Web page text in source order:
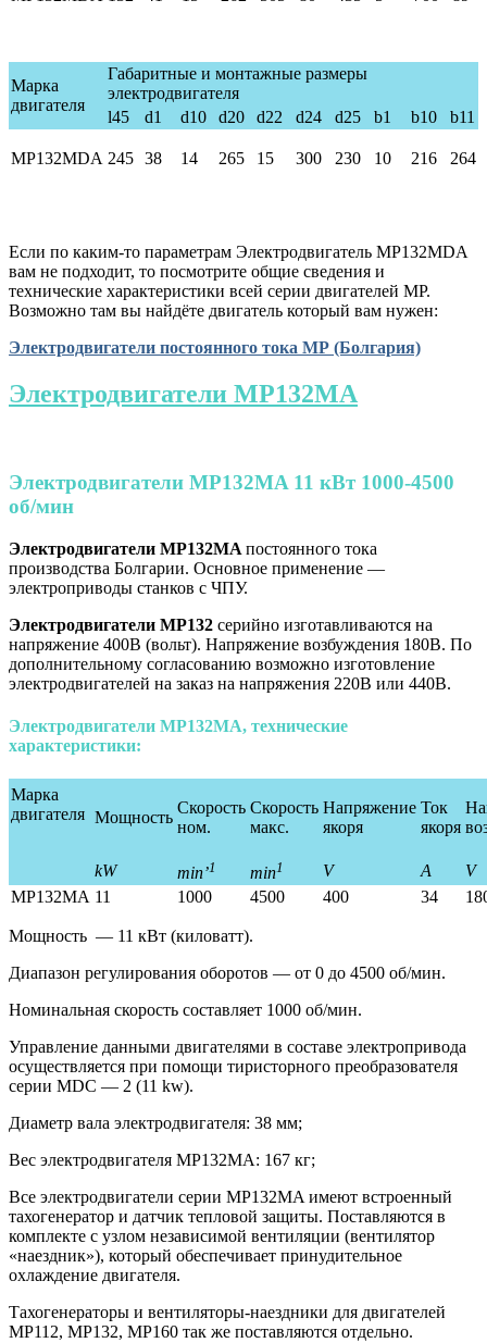
Марка
двигателя
Габаритные и монтажные размеры
электродвигателя
l45
d1 d10 d20 d22 d24 d25 b1 b10 b11
MP132MDA 245 38 14 265 15 300 230 10 216 264
Если по каким-то параметрам Электродвигатель МР132MDA
вам не подходит, то посмотрите общие сведения и
технические характеристики всей серии двигателей МР.
Возможно там вы найдёте двигатель который вам нужен:
Электродвигатели постоянного тока МР (Болгария)
Электродвигатели МР132MA
Электродвигатели МР132MA 11 кВт 1000-4500
об/мин
Электродвигатели МР132MA постоянного тока
производства Болгарии. Основное применение —
электроприводы станков с ЧПУ.
Электродвигатели МР132 серийно изготавливаются на
напряжение 400В (вольт). Напряжение возбуждения 180В. По
дополнительному согласованию возможно изготовление
электродвигателей на заказ на напряжения 220В или 440В.
Электродвигатели МР132MA, технические
характеристики:
Марка
двигателя Мощность
Скорость
ном.
Скорость
макс.
Напряжение
якоря
Ток
якоря
kW min’1 min1 V A
V
MP132MA 11 1000 4500 400 34
Мощность — 11 кВт (киловатт).
Диапазон регулирования оборотов — от 0 до 4500 об/мин.
Номинальная скорость составляет 1000 об/мин.
Управление данными двигателями в составе электропривода
осуществляется при помощи тиристорного преобразователя
серии MDС — 2 (11 kw).
Диаметр вала электродвигателя: 38 мм;
Вес электродвигателя МР132MA: 167 кг;
Все электродвигатели серии МР132MA имеют встроенный
тахогенератор и датчик тепловой защиты. Поставляются в
комплекте с узлом независимой вентиляции (вентилятор
«наездник»), который обеспечивает принудительное
охлаждение двигателя.
Тахогенераторы и вентиляторы-наездники для двигателей
МР112, МР132, МР160 так же поставляются отдельно.